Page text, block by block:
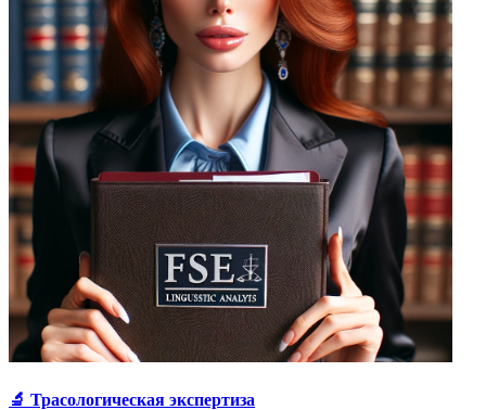
🔬 Трасологическая экспертиза